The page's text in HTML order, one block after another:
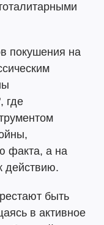
покушения на
где
факта, а на
действию.
быть
в активное